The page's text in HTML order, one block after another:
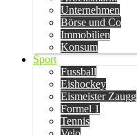
Unternehmen
Börse und Co
Immobilien
Konsum
Sport
Fussball
Eishockey
Eismeister Zaugg
Formel 1
Tennis